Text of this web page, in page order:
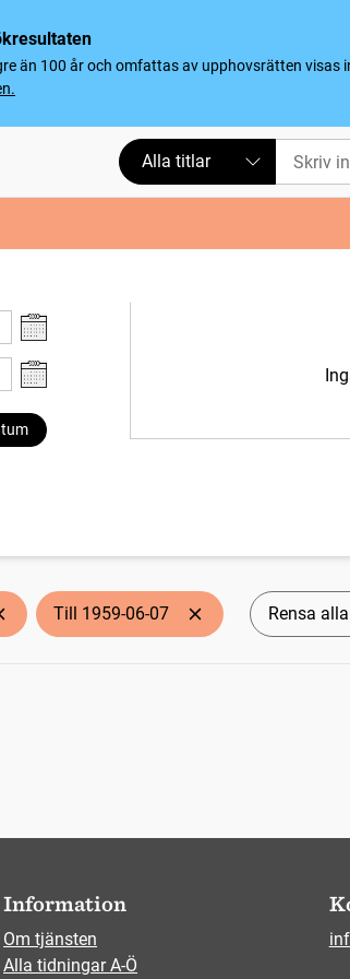
än 100 år och omfattas av upphovsrätten visas
Alla titlar
Till 1959-06-07 Rensa
Information
Om tjänsten
Alla tidningar A-Ö